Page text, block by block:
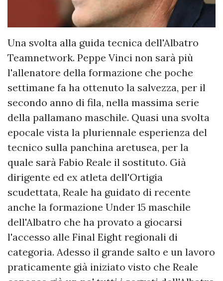
Una svolta alla guida tecnica dell'Albatro
Teamnetwork. Peppe Vinci non sarà più
l'allenatore della formazione che poche
settimane fa ha ottenuto la salvezza, per il
secondo anno di fila, nella massima serie
della pallamano maschile. Quasi una svolta
epocale vista la pluriennale esperienza del
tecnico sulla panchina aretusea, per la
quale sarà Fabio Reale il sostituto. Già
dirigente ed ex atleta dell'Ortigia
scudettata, Reale ha guidato di recente
anche la formazione Under 15 maschile
dell'Albatro che ha provato a giocarsi
l'accesso alle Final Eight regionali di
categoria. Adesso il grande salto e un lavoro
praticamente già iniziato visto che Reale